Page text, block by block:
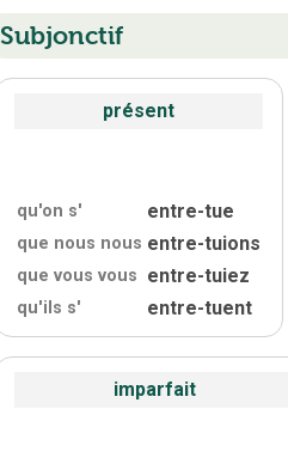
Subjonctif
présent
qu'on s' entre-tue
que nous nous entre-tuions
que vous vous entre-tuiez
qu'ils s' entre-tuent
imparfait